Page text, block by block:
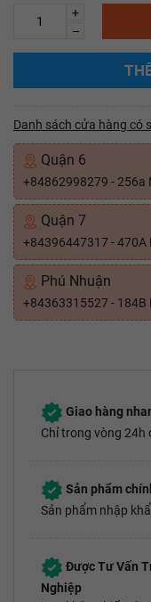
+
–
Danh sách cửa hàng có
Quận 6
+84862998279 - 256a
Quận 7
+84396447317 - 470A
Phú Nhuận
+84363315527 - 184B
Giao hàng
Chỉ trong vòng 24h
Sản phẩm
Sản phẩm nhập
Được Tư Vấn
Nghiệp